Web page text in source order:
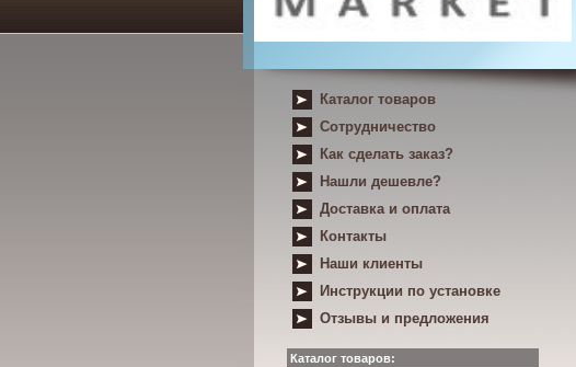
Каталог товаров
Сотрудничество
Как сделать заказ?
Нашли дешевле?
Доставка и оплата
Контакты
Наши клиенты
Инструкции по установке
Отзывы и предложения
Каталог товаров: